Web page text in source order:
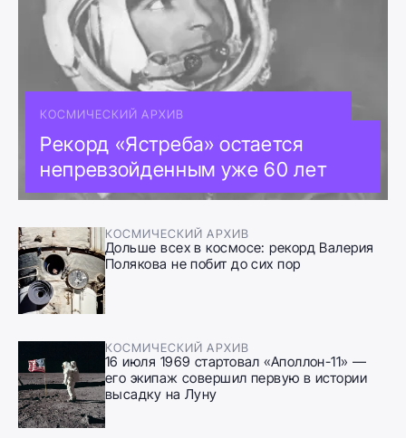
КОСМИЧЕСКИЙ АРХИВ
Рекорд «Ястреба» остается
непревзойденным уже 60 лет
КОСМИЧЕСКИЙ АРХИВ
Дольше всех в космосе: рекорд Валерия
Полякова не побит до сих пор
КОСМИЧЕСКИЙ АРХИВ
16 июля 1969 стартовал «Аполлон-11» —
его экипаж совершил первую в истории
высадку на Луну